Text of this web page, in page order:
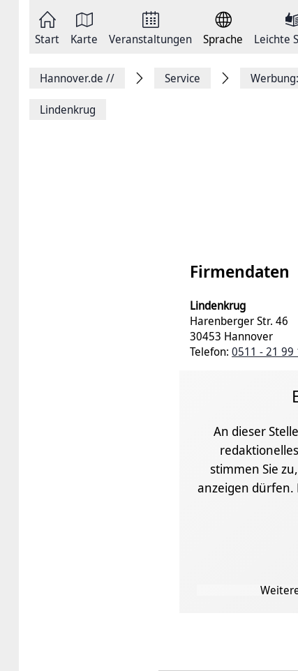
springen
Start Karte Veranstaltungen Sprache Leichte
FacebookHannover.de // Service
Lindenkrug
Firmendaten
Lindenkrug
Harenberger Str. 46
30453 Hannover
Telefon: 0511 - 21 99
An dieser
stimmen Sie
anzeigen